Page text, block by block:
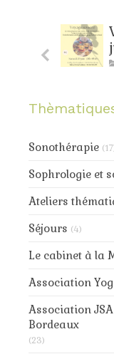
Sonothérapie
Sophrologie et
Ateliers
Séjours (4)
Le cabinet à la
Association
Association
Bordeaux
(23)